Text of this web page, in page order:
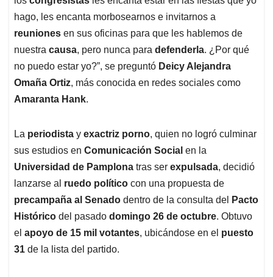
p
p
o
k
I
n
s
hago, les encanta morbosearnos e invitarnos a
reuniones en sus oficinas para que les hablemos de
nuestra causa, pero nunca para defenderla. ¿Por qué
no puedo estar yo?”, se preguntó Deicy Alejandra
Omaña Ortiz, más conocida en redes sociales como
Amaranta Hank.
La periodista y exactriz porno, quien no logró culminar
sus estudios en Comunicación Social en la
Universidad de Pamplona tras ser expulsada, decidió
lanzarse al ruedo político con una propuesta de
precampaña al Senado dentro de la consulta del
Pacto
Histórico del pasado domingo 26 de octubre. Obtuvo
el apoyo de 15 mil votantes, ubicándose en el puesto
31 de la lista del partido.